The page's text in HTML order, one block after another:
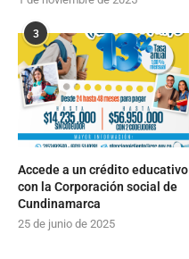
3
Accede a un crédito educativo
con la Corporación social de
Cundinamarca
25 de junio de 2025